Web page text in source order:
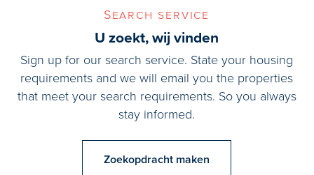
Search service
U zoekt, wij vinden
Sign up for our search service. State your housing
requirements and we will email you the properties
that meet your search requirements. So you always
stay informed.
Zoekopdracht maken